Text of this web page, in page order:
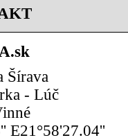
Šírava
- Lúč
E21°58'27.04''